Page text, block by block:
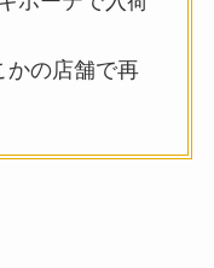
かの店舗で再